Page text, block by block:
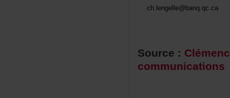
ch.lengelle@banq.qc.ca
Source:
communications